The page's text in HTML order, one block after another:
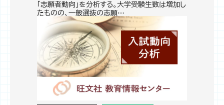
「志願者動向」を分析する。大学受験生数は増加し
たものの、一般選抜の志願…